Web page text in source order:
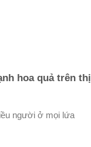
hoa quả trên thị
người ở mọi lứa